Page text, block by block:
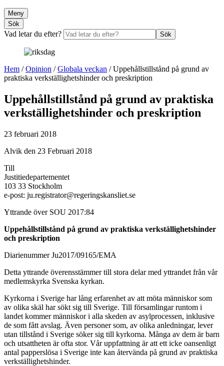
Meny
Sök
Vad letar du efter? Sök
Hem /Opinion /Globala veckan /Uppehållstillstånd på grund av
praktiska verkställighetshinder och preskription
Uppehållstillstånd på grund av praktiska
verkställighetshinder och preskription
23 februari 2018
Alvik den 23 Februari 2018
Till
Justitiedepartementet
103 33 Stockholm
e-post: ju.registrator@regeringskansliet.se
Yttrande över SOU 2017:84
Uppehållstillstånd på grund av praktiska verkställighetshinder
och preskription
Diarienummer Ju2017/09165/EMA
Detta yttrande överensstämmer till stora delar med yttrandet från vår
medlemskyrka Svenska kyrkan.
Kyrkorna i Sverige har lång erfarenhet av att möta människor som
av olika skäl har sökt sig till Sverige. Till församlingar runtom i
landet kommer människor i alla skeden av asylprocessen, inklusive
de som fått avslag. Även personer som, av olika anledningar, lever
utan tillstånd i Sverige söker sig till kyrkorna. Många av dem är barn
och utsattheten är ofta stor. Vår uppfattning är att ett icke oansenligt
antal papperslösa i Sverige inte kan återvända på grund av praktiska
verkställighetshinder.